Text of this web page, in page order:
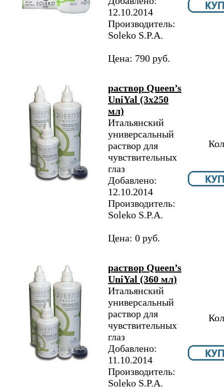
12.10.2014
Производитель:
Soleko S.P.A.
Цена: 790 руб.
раствор Queen’s
UniYal (3х250
мл)
Итальянский
универсальный
раствор для
чувствительных
глаз
Добавлено:
12.10.2014
Производитель:
Soleko S.P.A.
Цена: 0 руб.
раствор Queen’s
UniYal (360 мл)
Итальянский
универсальный
раствор для
чувствительных
глаз
Добавлено:
11.10.2014
Производитель:
Soleko S.P.A.